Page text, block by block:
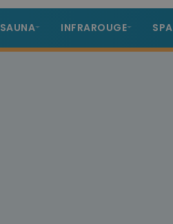
SAUNA INFRAROUGE SPA